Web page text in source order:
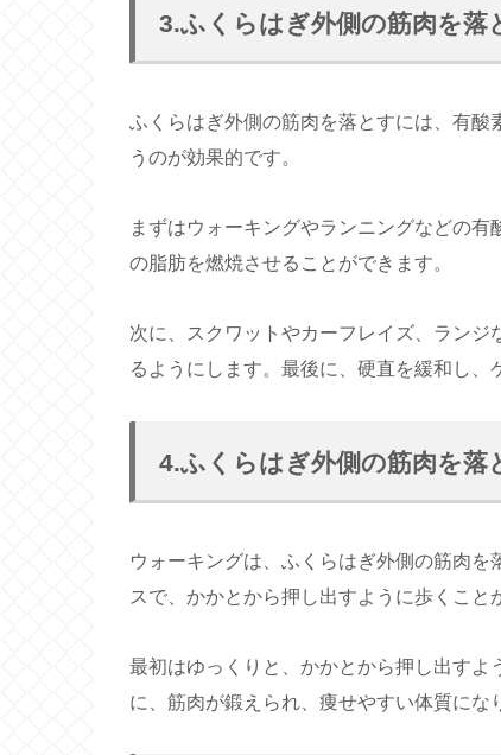
3.ふくらはぎ外側の筋肉を落
ふくらはぎ外側の筋肉を落とすには、有
うのが効果的です。
まずはウォーキングやランニングなどの
の脂肪を燃焼させることができます。
次に、スクワットやカーフレイズ、ラン
るようにします。最後に、硬直を緩和し、
4.ふくらはぎ外側の筋肉を落
ウォーキングは、ふくらはぎ外側の筋肉
スで、かかとから押し出すように歩くこと
最初はゆっくりと、かかとから押し出す
に、筋肉が鍛えられ、痩せやすい体質にな